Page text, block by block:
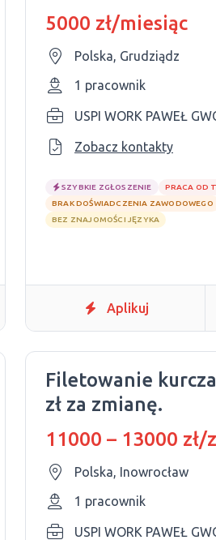
5000 zł/miesiąc
Polska, Grudziądz
1 pracownik
Zobacz kontakty
SZYBKIE ZGŁOSZENIE PRACA OD
BRAK DOŚWIADCZENIA ZAWODOWEGO
BEZ ZNAJOMOŚCI JĘZYKA
Aplikuj
Filetowanie
zł za zmianę.
11000 – 13000 zł/
Polska, Inowrocław
1 pracownik